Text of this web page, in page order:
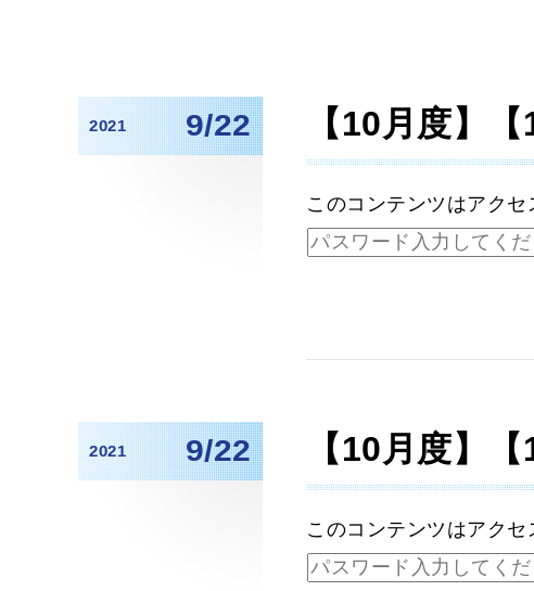
2021 9/22 【10月度】
このコンテンツはアク
2021 9/22 【10月度】
このコンテンツはアク